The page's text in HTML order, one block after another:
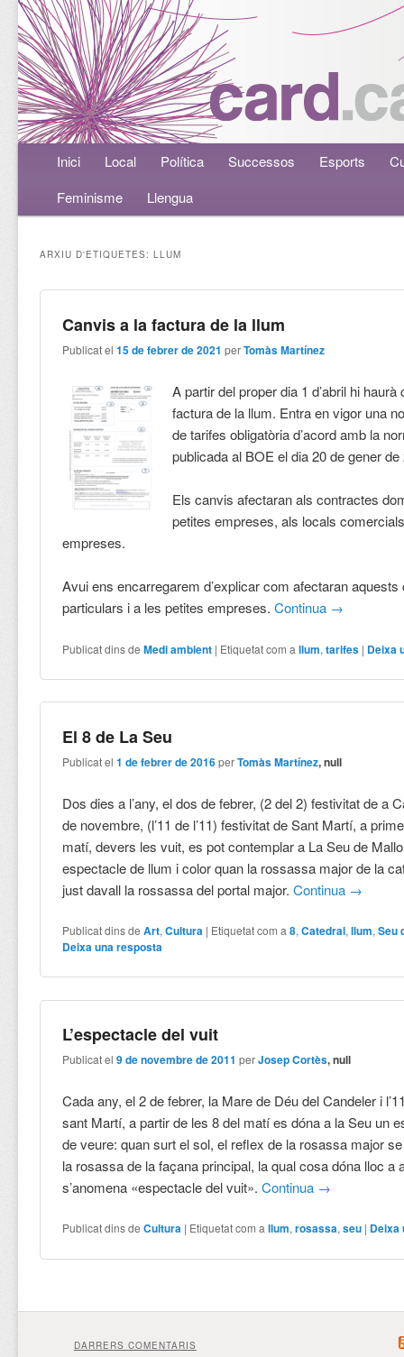
Menú principalAneu al contingut principal
Aneu al contingut secundari
Inici Local Política Successos Esports
Feminisme
Llengua
ARXIU D'ETIQUETES:LLUM
Canvis a la factura de la llum
Publicat el15 de febrer de 2021 perTomàs Martínez
A partir del proper dia 1 d’abril hi
factura de la llum. Entra en vigor una
de tarifes obligatòria d’acord amb la
publicada al BOE el dia 20 de gener de
Els canvis afectaran als contractes
petites empreses, als locals
empreses.
Avui ens encarregarem d’explicar com afectaran
particulars i a les petites empreses.Continua →
Publicat dins de Medi ambient | Etiquetat com a llum,tarifes | Deixa
El 8 de La Seu
Publicat el1 de febrer de 2016 perTomàs Martínez, null
Dos dies a l’any, el dos de febrer, (2 del 2) festivitat de a
de novembre, (l’11 de l’11) festivitat de Sant Martí, a
matí, devers les vuit, es pot contemplar a La Seu de
espectacle de llum i color quan la rossassa major de la
just davall la rossassa del portal major.Continua →
Publicat dins de Art,Cultura | Etiquetat com a 8,Catedral,llum,Seu
Deixa una resposta
L’espectacle del vuit
Publicat el9 de novembre de 2011 perJosep Cortès, null
Cada any, el 2 de febrer, la Mare de Déu del Candeler i
sant Martí, a partir de les 8 del matí es dóna a la Seu un
de veure: quan surt el sol, el reflex de la rosassa major
la rosassa de la façana principal, la qual cosa dóna lloc a
s’anomena «espectacle del vuit».Continua →
Publicat dins de Cultura | Etiquetat com a llum,rosassa,seu | Deixa
DARRERS COMENTARIS